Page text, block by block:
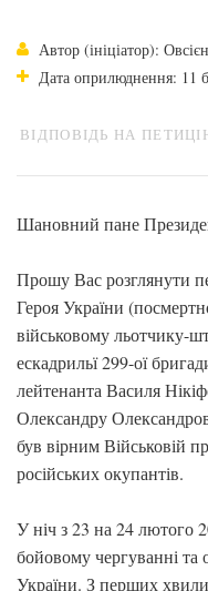
Автор (ініціатор):
Дата оприлюднення: 11
ВІДПОВІДЬ НА
Шановний пане
Прошу Вас розглянути
Героя України
військовому льотчику-
ескадрильї 299-ої
лейтенанта Василя
Олександру
був вірним Військовій
російських окупантів.
У ніч з 23 на 24 лютого
бойовому чергуванні
України. З перших